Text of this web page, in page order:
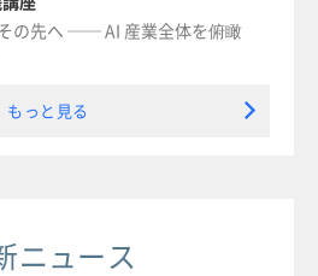
の先へ ── AI 産業全体を俯瞰
もっと見る
ニュース